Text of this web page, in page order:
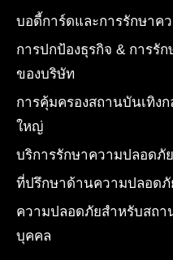
บอดี้การ์ดและการรักษาค
การปกป้องธุรกิจ & การรั
ของบริษัท
การคุ้มครองสถานบันเทิง
ใหญ่
บริการรักษาความปลอดภัย
ที่ปรึกษาด้านความปลอดภั
ความปลอดภัยสำหรับสถ
บุคคล